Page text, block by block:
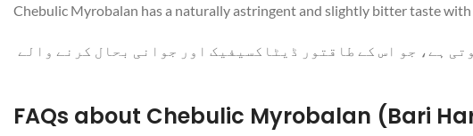
Chebulic Myrobalan has a naturally astringent and slightly bitter taste
ہے، جو اس کے طاقتور ڈیٹاکسیفیک اور جوانی بحال کرنے والے